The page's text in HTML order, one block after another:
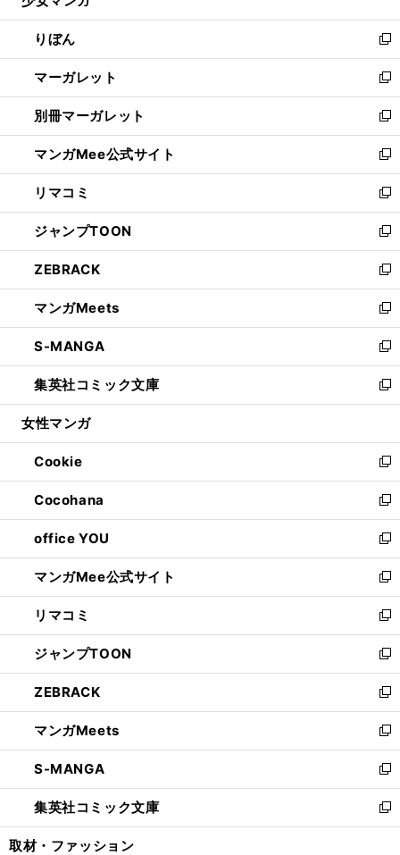
開
く
ウ
で
開
く
ン
ド
ウ
で
開
く
ウ
ィ
ン
ド
ウ
で
開
く
りぼん
新
し
い
ウ
ィ
ン
ド
ウ
で
開
く
マーガレット
新
し
い
ウ
ィ
ン
ド
ウ
で
開
く
別冊マーガレット
新
し
い
ウ
ィ
ン
ド
ウ
で
開
く
マンガMee公式サイト
新
し
い
ウ
ィ
ン
ド
ウ
で
開
く
リマコミ
新
し
い
ウ
ィ
ン
ド
ウ
で
開
く
ジャンプTOON
新
し
い
ウ
ィ
ン
ド
ウ
で
開
ZEBRACK
新
し
い
ウ
ィ
ン
ド
ウ
開
く
マンガMeets
新
し
い
ウ
ィ
ン
ウ
で
開
く
S-MANGA
新
し
い
ウ
ン
ド
ウ
で
開
く
集英社コミック文庫
新
し
ウ
ィ
ン
ド
ウ
で
開
く
女性マンガ
Cookie
新
し
い
ウ
ィ
ン
ド
ウ
で
開
く
Cocohana
新
し
い
ウ
ィ
ン
ド
ウ
で
開
く
office YOU
新
し
い
ウ
ィ
ン
ド
ウ
で
開
く
マンガMee公式サイト
新
し
い
ウ
ィ
ン
ド
ウ
で
開
く
リマコミ
新
し
い
ウ
ィ
ン
ド
ウ
で
開
く
ジャンプTOON
新
し
い
ウ
ィ
ン
ド
ウ
で
開
ZEBRACK
新
し
い
ウ
ィ
ン
ド
ウ
マンガMeets
新
し
い
ウ
ィ
ン
S-MANGA
新
し
い
ウ
集英社コミック文庫
新
し
取材・ファッション